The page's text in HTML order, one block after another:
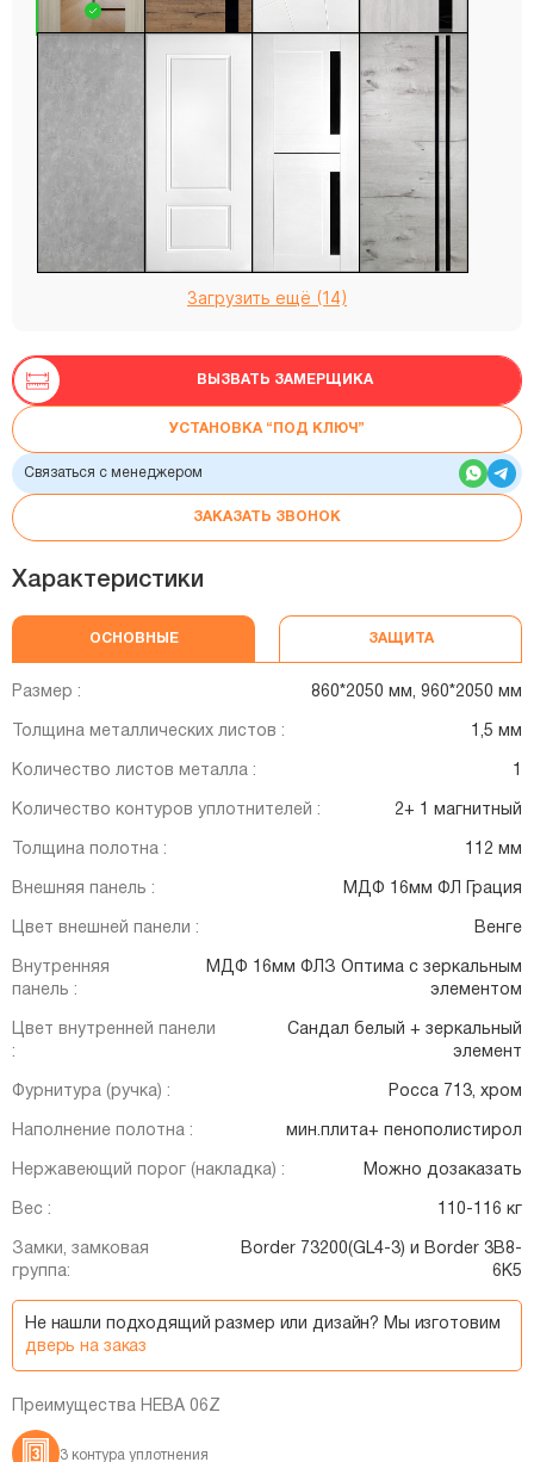
Загрузить ещё (14)
ВЫЗВАТЬ ЗАМЕРЩИКА
УСТАНОВКА “ПОД КЛЮЧ”
Связаться с менеджером
ЗАКАЗАТЬ ЗВОНОК
Характеристики
ОСНОВНЫЕ ЗАЩИТА
Размер : 860*2050 мм, 960*2050 мм
Толщина металлических листов : 1,5 мм
Количество листов металла : 1
Количество контуров уплотнителей : 2+ 1 магнитный
Толщина полотна : 112 мм
Внешняя панель : МДФ 16мм ФЛ Грация
Цвет внешней панели : Венге
Внутренняя
панель :
МДФ 16мм ФЛЗ Оптима с зеркальным
элементом
Цвет внутренней панели
:
Сандал белый + зеркальный
элемент
Фурнитура (ручка) : Росса 713, хром
Наполнение полотна : мин.плита+ пенополистирол
Нержавеющий порог (накладка) : Можно дозаказать
Вес : 110-116 кг
Замки, замковая
группа:
Border 73200(GL4-3) и Border 3B8-
6K5
Не нашли подходящий размер или дизайн? Мы изготовим
дверь на заказ
Преимущества НЕВА 06Z
3 контура уплотнения